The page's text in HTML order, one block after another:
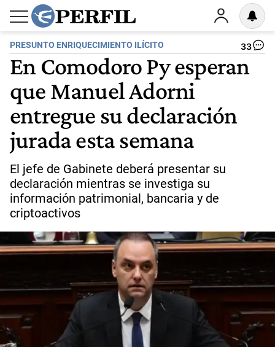
PRESUNTO ENRIQUECIMIENTO ILÍCITO 33
En Comodoro Py esperan
que Manuel Adorni
entregue su declaración
jurada esta semana
El jefe de Gabinete deberá presentar su
declaración mientras se investiga su
información patrimonial, bancaria y de
criptoactivos